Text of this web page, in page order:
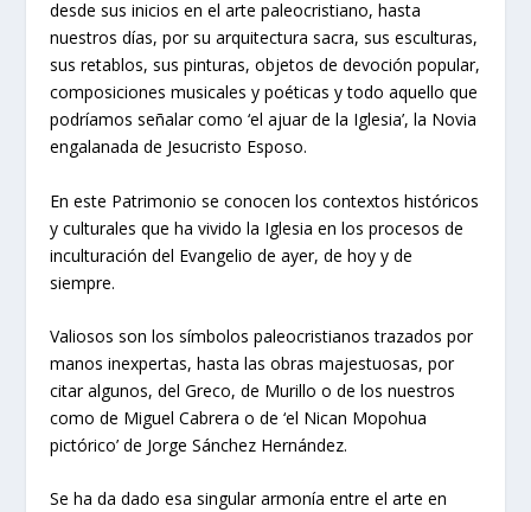
desde sus inicios en el arte paleocristiano, hasta
nuestros días, por su arquitectura sacra, sus esculturas,
sus retablos, sus pinturas, objetos de devoción popular,
composiciones musicales y poéticas y todo aquello que
podríamos señalar como ‘el ajuar de la Iglesia’, la Novia
engalanada de Jesucristo Esposo.
En este Patrimonio se conocen los contextos históricos
y culturales que ha vivido la Iglesia en los procesos de
inculturación del Evangelio de ayer, de hoy y de
siempre.
Valiosos son los símbolos paleocristianos trazados por
manos inexpertas, hasta las obras majestuosas, por
citar algunos, del Greco, de Murillo o de los nuestros
como de Miguel Cabrera o de ‘el Nican Mopohua
pictórico’ de Jorge Sánchez Hernández.
Se ha da dado esa singular armonía entre el arte en